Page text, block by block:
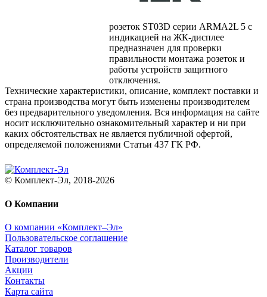
розеток ST03D серии ARMA2L 5 с
индикацией на ЖК-дисплее
предназначен для проверки
правильности монтажа розеток и
работы устройств защитного
отключения.
Технические характеристики, описание, комплект поставки и
страна производства могут быть изменены производителем
без предварительного уведомления. Вся информация на сайте
носит исключительно ознакомительный характер и ни при
каких обстоятельствах не является публичной офертой,
определяемой положениями Статьи 437 ГК РФ.
© Комплект-Эл, 2018-2026
О Компании
О компании «Комплект–Эл»
Пользовательское соглашение
Каталог товаров
Производители
Акции
Контакты
Карта сайта